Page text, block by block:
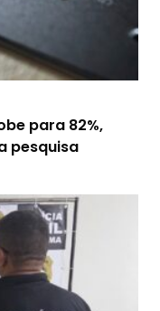
para 82%,
pesquisa